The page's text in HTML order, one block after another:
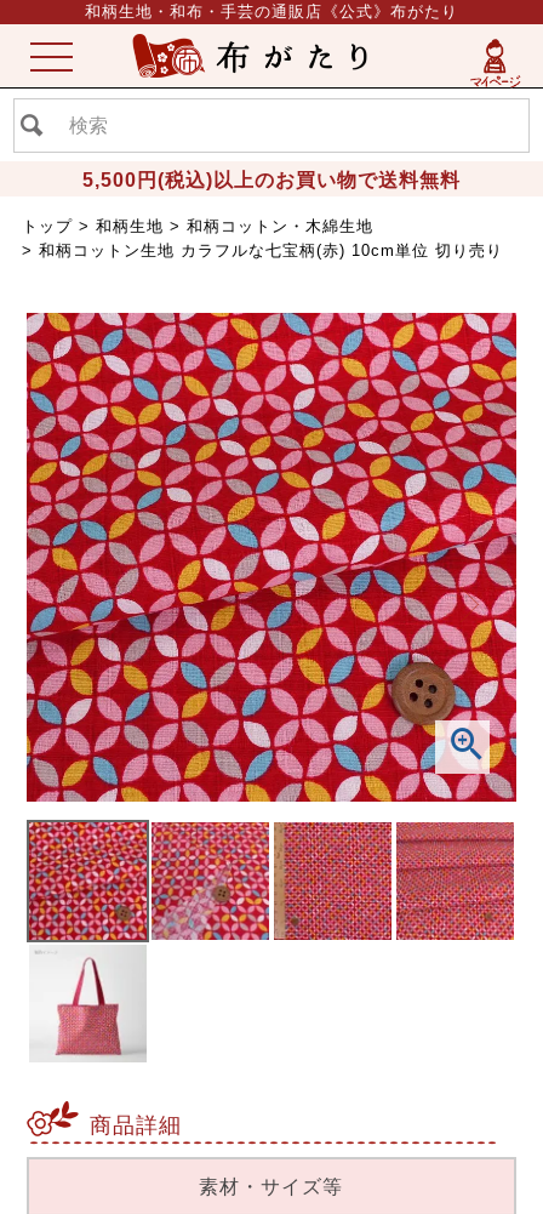
和柄生地・和布・手芸の通販店《公式》布がたり
5,500円(税込)以上のお買い物で送料無料
ME
NU
トップ 和柄生地
和柄コットン・木綿生地
和柄コットン生地 カラフルな七宝柄(赤) 10cm単位 切り売り
商品詳細
素材・サイズ等